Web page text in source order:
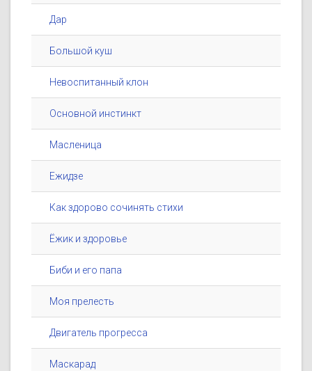
Дар
Большой куш
Невоспитанный клон
Основной инстинкт
Масленица
Ежидзе
Как здорово сочинять стихи
Ёжик и здоровье
Биби и его папа
Моя прелесть
Двигатель прогресса
Маскарад